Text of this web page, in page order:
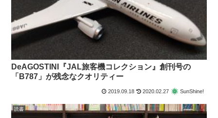
DeAGOSTINI『JAL旅客機コレクション』創刊号の
「B787」が残念なクオリティー
2019.09.18 2020.02.27 SunShine!
読書